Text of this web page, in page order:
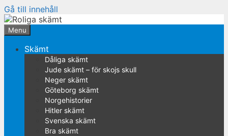
Gå till innehåll
Menu
Skämt
Dåliga skämt
Jude skämt – för skojs skull
Neger skämt
Göteborg skämt
Norgehistorier
Hitler skämt
Svenska skämt
Bra skämt